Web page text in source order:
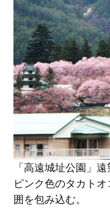
「高遠城址公園」遠
ピンク色のタカト
囲を包み込む。